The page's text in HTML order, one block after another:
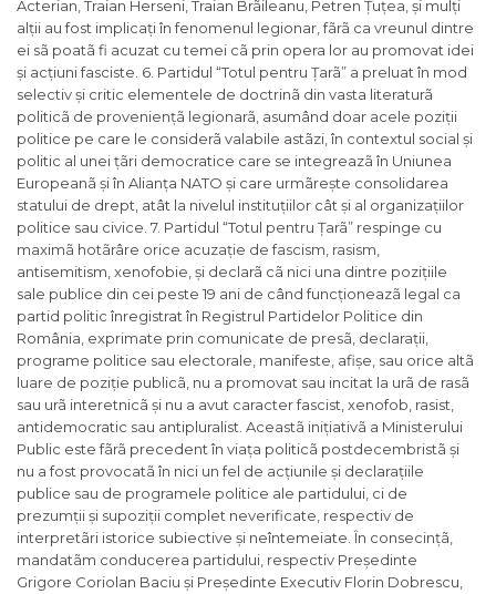
Acterian, Traian Herseni, Traian Brãileanu, Petren Țuțea, și mulți
alții au fost implicați în fenomenul legionar, fãrã ca vreunul dintre
ei sã poatã fi acuzat cu temei cã prin opera lor au promovat idei
și acțiuni fasciste. 6. Partidul “Totul pentru Țarã” a preluat în mod
selectiv și critic elementele de doctrinã din vasta literaturã
politicã de proveniențã legionarã, asumând doar acele poziții
politice pe care le considerã valabile astãzi, în contextul social și
politic al unei țãri democratice care se integreazã în Uniunea
Europeanã și în Alianța NATO și care urmãrește consolidarea
statului de drept, atât la nivelul instituțiilor cât și al organizațiilor
politice sau civice. 7. Partidul “Totul pentru Țarã” respinge cu
maximã hotãrâre orice acuzație de fascism, rasism,
antisemitism, xenofobie, și declarã cã nici una dintre pozițiile
sale publice din cei peste 19 ani de când funcționeazã legal ca
partid politic înregistrat în Registrul Partidelor Politice din
România, exprimate prin comunicate de presã, declarații,
programe politice sau electorale, manifeste, afișe, sau orice altã
luare de poziție publicã, nu a promovat sau incitat la urã de rasã
sau urã interetnicã și nu a avut caracter fascist, xenofob, rasist,
antidemocratic sau antipluralist. Aceastã inițiativã a Ministerului
Public este fãrã precedent în viața politicã postdecembristã și
nu a fost provocatã în nici un fel de acțiunile și declarațiile
publice sau de programele politice ale partidului, ci de
prezumții și supoziții complet neverificate, respectiv de
interpretãri istorice subiective și neîntemeiate. În consecințã,
mandatãm conducerea partidului, respectiv Președinte
Grigore Coriolan Baciu și Președinte Executiv Florin Dobrescu,